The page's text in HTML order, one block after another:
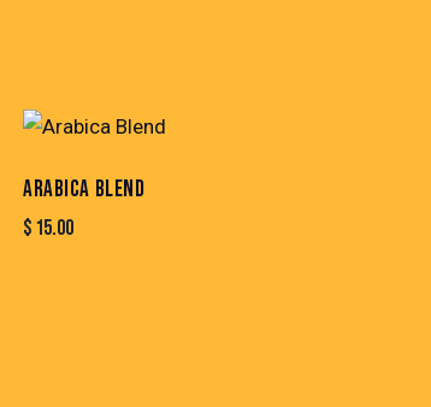
ARABICA BLEND
$ 15.00